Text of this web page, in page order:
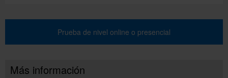
Prueba de nivel online o presencial
Más información